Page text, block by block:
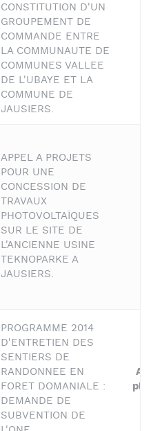
CONSTITUTION D'UN
GROUPEMENT DE
COMMANDE ENTRE
LA COMMUNAUTE DE
COMMUNES VALLEE
DE L'UBAYE ET LA
COMMUNE DE
JAUSIERS.
APPEL A PROJETS
POUR UNE
CONCESSION DE
TRAVAUX
PHOTOVOLTAÏQUES
SUR LE SITE DE
L'ANCIENNE USINE
TEKNOPARKE A
JAUSIERS.
PROGRAMME 2014
D'ENTRETIEN DES
SENTIERS DE
RANDONNEE EN
FORET DOMANIALE :
DEMANDE DE
SUBVENTION DE